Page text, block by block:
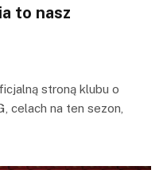
to nasz
stroną klubu o
celach na ten sezon,